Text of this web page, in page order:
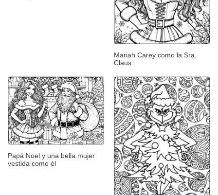
Mariah Carey como la Sra.
Claus
Papá Noel y una bella mujer
vestida como él